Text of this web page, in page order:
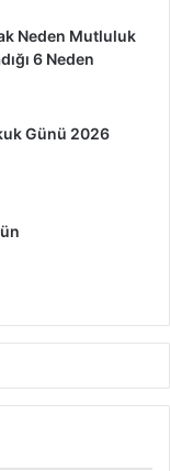
Neden Mutluluk
6 Neden
Günü 2026